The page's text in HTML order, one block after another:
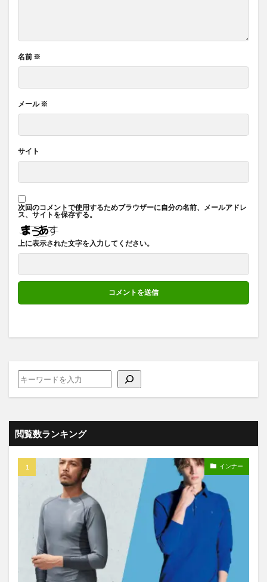
名前 ※
メール※
サイト
次回のコメントで使用するためブラウザーに自分の名前、メールアドレ
ス、サイトを保存する。
上に表示された文字を入力してください。
閲覧数ランキング
インナー